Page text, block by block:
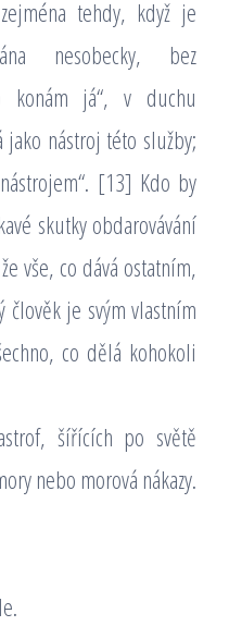
tehdy, když je
nesobecky, bez
konám já“, v duchu
jako nástroj této služby;
[13] Kdo by
skutky obdarovávání
vše, co dává ostatním,
člověk je svým vlastním
co dělá kohokoli
šířících po světě
nebo morová nákazy.